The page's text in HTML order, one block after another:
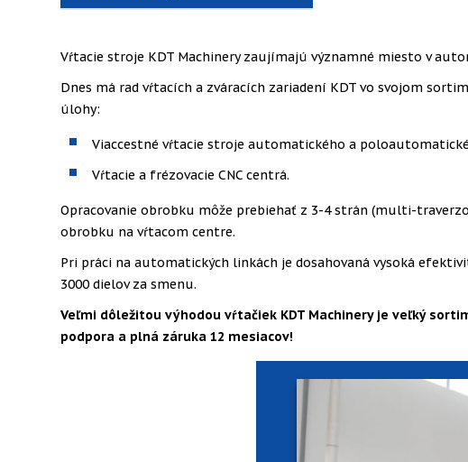
Vŕtacie stroje KDT Machinery zaujímajú významné miesto v
Dnes má rad vŕtacích a zváracích zariadení KDT vo svojom
úlohy:
Viaccestné vŕtacie stroje automatického a
Vŕtacie a frézovacie CNC centrá.
Opracovanie obrobku môže prebiehať z 3-4 strán (multi-
obrobku na vŕtacom centre.
Pri práci na automatických linkách je dosahovaná vysoká
3000 dielov za smenu.
Veľmi dôležitou výhodou vŕtačiek KDT Machinery je veľký
podpora a plná záruka 12 mesiacov!